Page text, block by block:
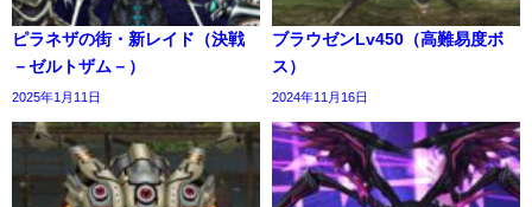
ピラネザの街・新レイド（決戦
－ゼルトザム－）
2025年1月11日
ブラウゼンLv450（高難易度ボ
ス）
2024年11月16日